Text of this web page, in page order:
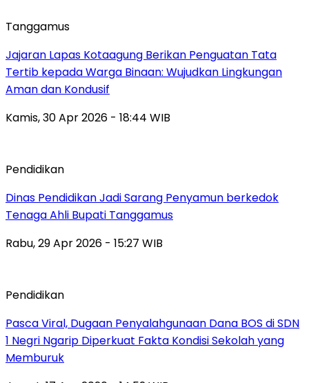
Tanggamus
Jajaran Lapas Kotaagung Berikan Penguatan Tata
Tertib kepada Warga Binaan: Wujudkan Lingkungan
Aman dan Kondusif
Kamis, 30 Apr 2026 - 18:44 WIB
Pendidikan
Dinas Pendidikan Jadi Sarang Penyamun berkedok
Tenaga Ahli Bupati Tanggamus
Rabu, 29 Apr 2026 - 15:27 WIB
Pendidikan
Pasca Viral, Dugaan Penyalahgunaan Dana BOS di SDN
1 Negri Ngarip Diperkuat Fakta Kondisi Sekolah yang
Memburuk